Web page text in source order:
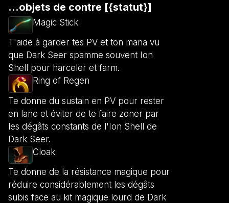
...objets de contre [{statut}]
Magic Stick
T'aide à garder tes PV et ton mana vu
que Dark Seer spamme souvent Ion
Shell pour harceler et farm.
Ring of Regen
Te donne du sustain en PV pour rester
en lane et éviter de te faire zoner par
les dégâts constants de l'Ion Shell de
Dark Seer.
Cloak
Te donne de la résistance magique pour
réduire considérablement les dégâts
subis face au kit magique lourd de Dark